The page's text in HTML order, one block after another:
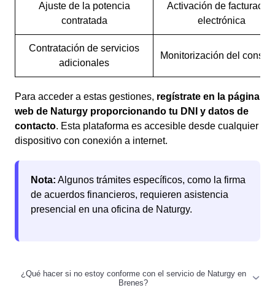
Ajuste de la potencia
contratada
Activación de
electrónica
Contratación de servicios
adicionales
Monitorización del
Para acceder a estas gestiones, regístrate en la página
web de Naturgy proporcionando tu DNI y datos de
contacto. Esta plataforma es accesible desde cualquier
dispositivo con conexión a internet.
Nota: Algunos trámites específicos, como la firma
de acuerdos financieros, requieren asistencia
presencial en una oficina de Naturgy.